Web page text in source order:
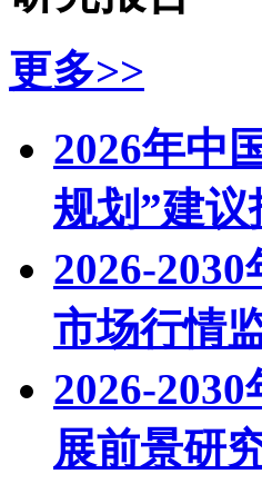
更多>>
2026年中
规划”建议
2026-
市场行情
2026-
展前景研